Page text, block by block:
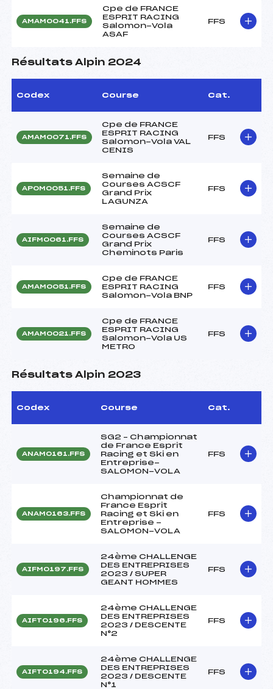
AMAM0041.FFS
Cpe de FRANCE
ESPRIT RACING
Salomon-Vola
ASAF
FFS
Résultats Alpin 2024
Codex Course Cat.
AMAM0071.FFS
Cpe de FRANCE
ESPRIT RACING
Salomon-Vola VAL
CENIS
FFS
APOM0051.FFS
Semaine de
Courses ACSCF
Grand Prix
LAGUNZA
FFS
AIFM0061.FFS
Semaine de
Courses ACSCF
Grand Prix
Cheminots Paris
FFS
AMAM0051.FFS
Cpe de FRANCE
ESPRIT RACING
Salomon-Vola BNP
FFS
AMAM0021.FFS
Cpe de FRANCE
ESPRIT RACING
Salomon-Vola US
METRO
FFS
Résultats Alpin 2023
Codex Course Cat.
ANAM0161.FFS
SG2 – Championnat
de France Esprit
Racing et Ski en
Entreprise-
SALOMON-VOLA
FFS
ANAM0163.FFS
Championnat de
France Esprit
Racing et Ski en
Entreprise -
SALOMON-VOLA
FFS
AIFM0197.FFS
24ème CHALLENGE
DES ENTREPRISES
2023 / SUPER
GEANT HOMMES
FFS
AIFT0196.FFS
24ème CHALLENGE
DES ENTREPRISES
2023 / DESCENTE
N°2
FFS
AIFT0194.FFS
24ème CHALLENGE
DES ENTREPRISES
2023 / DESCENTE
N°1
FFS